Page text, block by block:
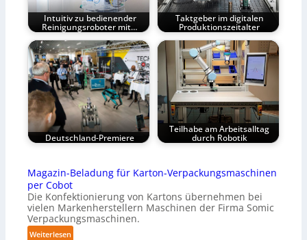
Intuitiv zu bedienender
Reinigungsroboter mit…
Taktgeber im digitalen
Produktionszeitalter
Deutschland-Premiere
Teilhabe am Arbeitsalltag
durch Robotik
Magazin-Beladung für Karton-Verpackungsmaschinen
per Cobot
Die Konfektionierung von Kartons übernehmen bei
vielen Markenherstellern Maschinen der Firma Somic
Verpackungsmaschinen.
Weiterlesen: